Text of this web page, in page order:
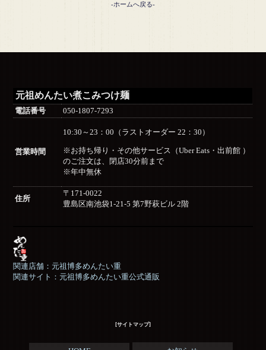
-ホームへ戻る-
元祖めんたい煮こみつけ麺
電話番号 050-1807-7293
営業時間
10:30～23：00（ラストオーダー 22：30）
※お持ち帰り・その他サービス（Uber Eats・出前館 ）
のご注文は、閉店30分前まで
※年中無休
住所
〒171-0022
豊島区南池袋1-21-5 第7野萩ビル 2階
関連店舗：元祖博多めんたい重
関連サイト：元祖博多めんたい重公式通販
[サイトマップ]